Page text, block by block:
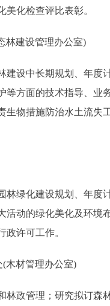
美化检查评比表彰。
建设管理办公室)
设中长期规划、年度计
等方面的技术指导、业
生物措施防治水土流失
绿化建设规划、年度计
活动的绿化美化及环境
政许可工作。
材管理办公室)
政管理；研究拟订森林